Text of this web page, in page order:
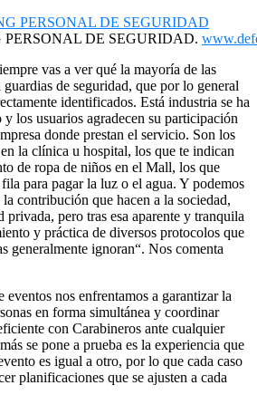
PERSONAL DE SEGURIDAD.
vas a ver qué la mayoría de las
de seguridad, que por lo general
identificados. Está industria se ha
los usuarios agradecen su participación
donde prestan el servicio. Son los
la clínica u hospital, los que te indican
de ropa de niños en el Mall, los que
para pagar la luz o el agua. Y podemos
contribución que hacen a la sociedad,
privada, pero tras esa aparente y tranquila
y práctica de diversos protocolos que
generalmente ignoran“. Nos comenta
eventos nos enfrentamos a garantizar la
en forma simultánea y coordinar
con Carabineros ante cualquier
se pone a prueba es la experiencia que
es igual a otro, por lo que cada caso
planificaciones que se ajusten a cada